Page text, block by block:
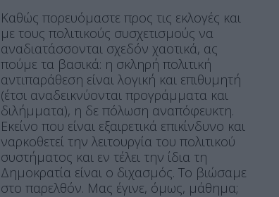
Καθώς πορευόμαστε προς τις εκλογές και
με τους πολιτικούς συσχετισμούς να
αναδιατάσσονται σχεδόν χαοτικά, ας
πούμε τα βασικά: η σκληρή πολιτική
αντιπαράθεση είναι λογική και επιθυμητή
(έτσι αναδεικνύονται προγράμματα και
διλήμματα), η δε πόλωση αναπόφευκτη.
Εκείνο που είναι εξαιρετικά επικίνδυνο και
ναρκοθετεί την λειτουργία του πολιτικού
συστήματος και εν τέλει την ίδια τη
Δημοκρατία είναι ο διχασμός. Το βιώσαμε
στο παρελθόν. Μας έγινε, όμως, μάθημα;